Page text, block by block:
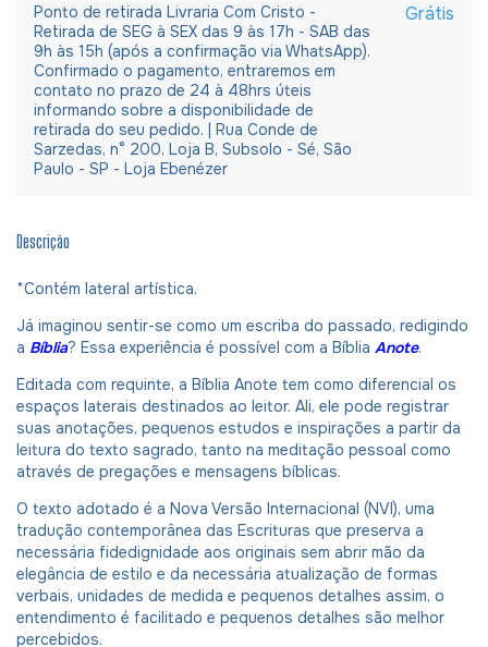
Ponto de retirada Livraria Com Cristo -
Retirada de SEG à SEX das 9 às 17h - SAB das
9h às 15h (após a confirmação via WhatsApp).
Confirmado o pagamento, entraremos em
contato no prazo de 24 à 48hrs úteis
informando sobre a disponibilidade de
retirada do seu pedido. | Rua Conde de
Sarzedas, n° 200, Loja B, Subsolo - Sé, São
Paulo - SP - Loja Ebenézer
Grátis
Descrição
*Contém lateral artística.
Já imaginou sentir-se como um escriba do passado, redigindo
a Bíblia? Essa experiência é possível com a Bíblia Anote.
Editada com requinte, a Bíblia Anote tem como diferencial os
espaços laterais destinados ao leitor. Ali, ele pode registrar
suas anotações, pequenos estudos e inspirações a partir da
leitura do texto sagrado, tanto na meditação pessoal como
através de pregações e mensagens bíblicas.
O texto adotado é a Nova Versão Internacional (NVI), uma
tradução contemporânea das Escrituras que preserva a
necessária fidedignidade aos originais sem abrir mão da
elegância de estilo e da necessária atualização de formas
verbais, unidades de medida e pequenos detalhes assim, o
entendimento é facilitado e pequenos detalhes são melhor
percebidos.